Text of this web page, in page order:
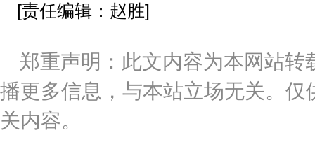
[责任编辑：赵胜]
郑重声明：此文内容为本网站
播更多信息，与本站立场无关。
关内容。